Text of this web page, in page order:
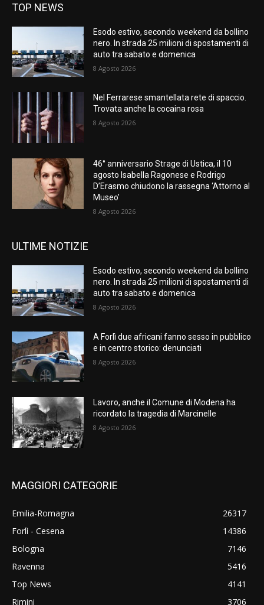
TOP NEWS
Esodo estivo, secondo weekend da bollino
nero. In strada 25 milioni di spostamenti di
auto tra sabato e domenica
8 Agosto 2026
Nel Ferrarese smantellata rete di spaccio.
Trovata anche la cocaina rosa
8 Agosto 2026
46° anniversario Strage di Ustica, il 10
agosto Isabella Ragonese e Rodrigo
D’Erasmo chiudono la rassegna ‘Attorno al
Museo’
8 Agosto 2026
ULTIME NOTIZIE
Esodo estivo, secondo weekend da bollino
nero. In strada 25 milioni di spostamenti di
auto tra sabato e domenica
8 Agosto 2026
A Forlì due africani fanno sesso in pubblico
e in centro storico: denunciati
8 Agosto 2026
Lavoro, anche il Comune di Modena ha
ricordato la tragedia di Marcinelle
8 Agosto 2026
MAGGIORI CATEGORIE
Emilia-Romagna
26317
Forlì - Cesena
14386
Bologna
7146
Ravenna
5416
Top News
4141
Rimini
3706